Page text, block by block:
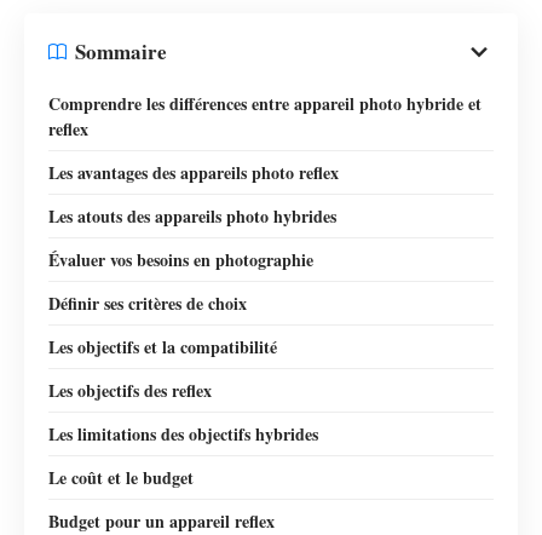
Sommaire
Comprendre les différences entre appareil photo hybride et
reflex
Les avantages des appareils photo reflex
Les atouts des appareils photo hybrides
Évaluer vos besoins en photographie
Définir ses critères de choix
Les objectifs et la compatibilité
Les objectifs des reflex
Les limitations des objectifs hybrides
Le coût et le budget
Budget pour un appareil reflex